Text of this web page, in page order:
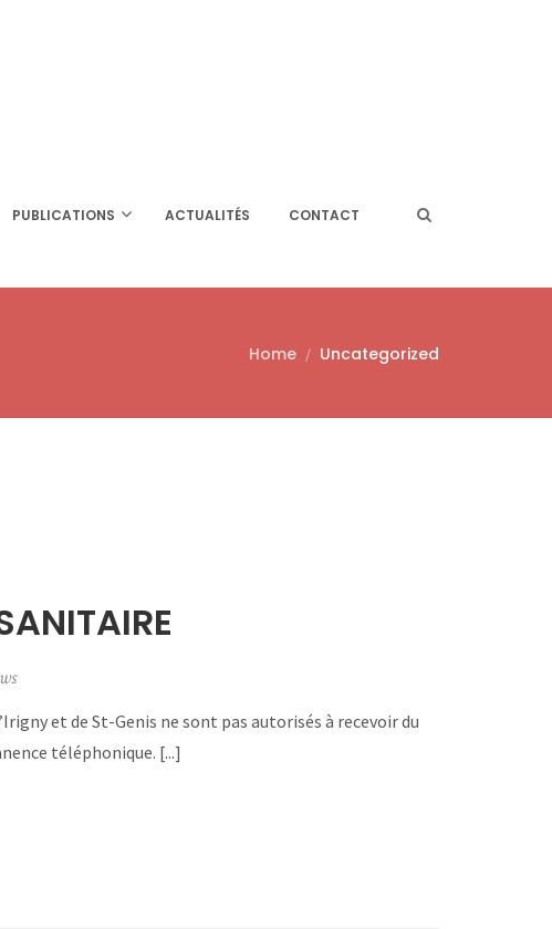
PUBLICATIONS ACTUALITÉS CONTACT
Home Uncategorized
et de St-Genis ne sont pas autorisés à recevoir du
téléphonique. [...]